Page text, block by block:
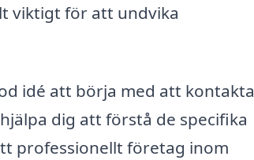
viktigt för att undvika
idé att börja med att kontakta
dig att förstå de specifika
professionellt företag inom